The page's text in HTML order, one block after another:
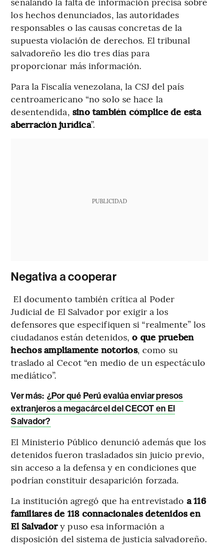
los hechos denunciados, las autoridades
responsables o las causas concretas de la
supuesta violación de derechos. El tribunal
salvadoreño les dio tres días para
proporcionar más información.
Para la Fiscalía venezolana, la CSJ del país
centroamericano “no solo se hace la
desentendida, sino también cómplice de esta
aberración jurídica”.
PUBLICIDAD
Negativa a cooperar
El documento también crítica al Poder
Judicial de El Salvador por exigir a los
defensores que especifiquen si “realmente” los
ciudadanos están detenidos,o que prueben
hechos ampliamente notorios, como su
traslado al Cecot “en medio de un espectáculo
mediático”.
Ver más: ¿Por qué Perú evalúa enviar presos
extranjeros a megacárcel del CECOT en El
Salvador?
El Ministerio Público denunció además que los
detenidos fueron trasladados sin juicio previo,
sin acceso a la defensa y en condiciones que
podrían constituir desaparición forzada.
La institución agregó que ha entrevistado a 116
familiares de 118 connacionales detenidos en
El Salvadory puso esa información a
disposición del sistema de justicia salvadoreño.